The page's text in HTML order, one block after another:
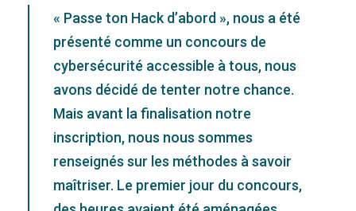
« Passe ton Hack d’abord », nous a été
présenté comme un concours de
cybersécurité accessible à tous, nous
avons décidé de tenter notre chance.
Mais avant la finalisation notre
inscription, nous nous sommes
renseignés sur les méthodes à savoir
maîtriser. Le premier jour du concours,